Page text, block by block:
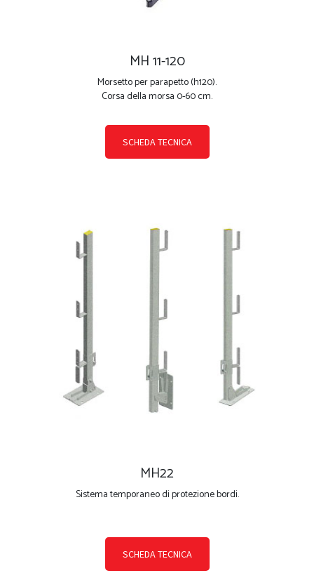
MH 11-120
Morsetto per parapetto (h120).
Corsa della morsa 0-60 cm.
SCHEDA TECNICA
MH22
Sistema temporaneo di protezione bordi.
SCHEDA TECNICA